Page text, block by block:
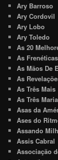
Ary Barroso
Ary Cordovil
Ary Lobo
Ary Toledo
As 20
As Frenéticas
As Mãos De
As
As Três Mais
As Três
Asas da
Ases do
Assando
Assis Cabral
Associação